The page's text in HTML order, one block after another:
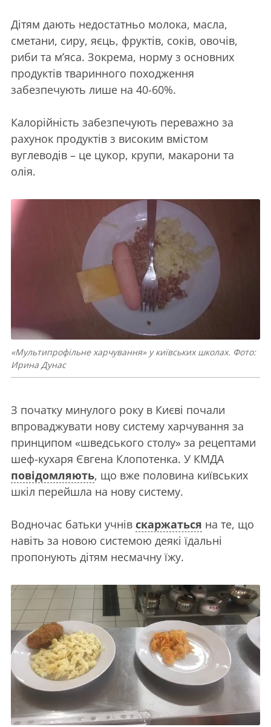
Дітям дають недостатньо молока, масла,
сметани, сиру, яєць, фруктів, соків, овочів,
риби та м’яса. Зокрема, норму з основних
продуктів тваринного походження
забезпечують лише на 40-60%.
Калорійність забезпечують переважно за
рахунок продуктів з високим вмістом
вуглеводів – це цукор, крупи, макарони та
олія.
«Мультипрофільне харчування» у київських школах. Фото:
Ирина Дунас
З початку минулого року в Києві почали
впроваджувати нову систему харчування за
принципом «шведського столу» за рецептами
шеф-кухаря Євгена Клопотенка. У КМДА
повідомляють, що вже половина київських
шкіл перейшла на нову систему.
Водночас батьки учнів скаржаться на те, що
навіть за новою системою деякі їдальні
пропонують дітям несмачну їжу.